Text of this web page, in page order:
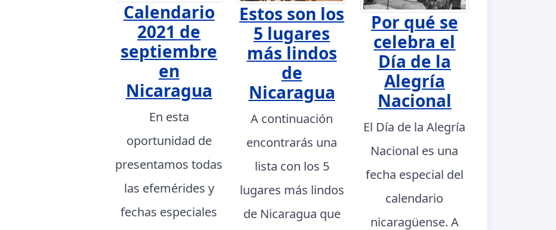
Calendario
2021 de
septiembre
en
Nicaragua
En esta
oportunidad de
presentamos todas
las efemérides y
fechas especiales
Estos son los
5 lugares
más lindos
de
Nicaragua
A continuación
encontrarás una
lista con los 5
lugares más lindos
de Nicaragua que
Por qué se
celebra el
Día de la
Alegría
Nacional
El Día de la Alegría
Nacional es una
fecha especial del
calendario
nicaragüense. A